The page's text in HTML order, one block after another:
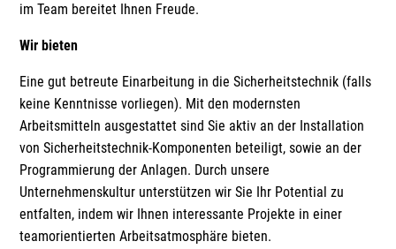
im Team bereitet Ihnen Freude.
Wir bieten
Eine gut betreute Einarbeitung in die Sicherheitstechnik (falls
keine Kenntnisse vorliegen). Mit den modernsten
Arbeitsmitteln ausgestattet sind Sie aktiv an der Installation
von Sicherheitstechnik-Komponenten beteiligt, sowie an der
Programmierung der Anlagen. Durch unsere
Unternehmenskultur unterstützen wir Sie Ihr Potential zu
entfalten, indem wir Ihnen interessante Projekte in einer
teamorientierten Arbeitsatmosphäre bieten.